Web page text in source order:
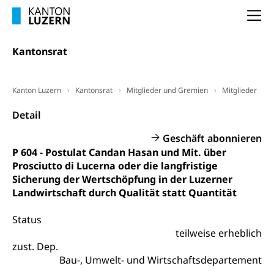
Kantonsrat
Kanton Luzern Kantonsrat Mitglieder und Gremien Mitglieder
Detail
Geschäft abonnieren
P 604 - Postulat Candan Hasan und Mit. über
Prosciutto di Lucerna oder die langfristige
Sicherung der Wertschöpfung in der Luzerner
Landwirtschaft durch Qualität statt Quantität
Status
teilweise erheblich
zust. Dep.
Bau-, Umwelt- und Wirtschaftsdepartement
Dienststelle Steuern - Wissenswertes
AHV-Altersrente (WAS Luzern)
LUPK - Luzerner Pensionskasse
Bildung und Forschung
Wissenschaft, Forschung, Entwicklung, Projekte
Pilotprojekte Klima
Innovative Projekte Landwirtschaft und
Wald
Projektförderung Universität Luzern unilu
Erwachsenenbildung und Weiterbildung
Umschulung, zweiter Bildungsweg,
Nachdiplomstudium, Zusatzlehre, Höhere
Berufsbildung, Berufsmatura nach Lehre,
Neuorientierung, Grundkompetenzen,
Studienberatung, Beratung und Unterstützung,
Erwachsenenmatura
Berufliche Grundbildung